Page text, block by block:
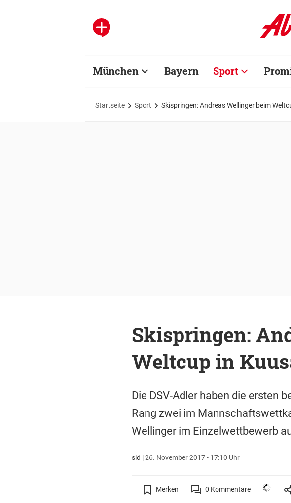
München Bayern Sport
Startseite Sport Skispringen: Andreas Wellinger beim
Skispringen:
Weltcup in
Die DSV-Adler haben die ersten
Rang zwei im
Wellinger im Einzelwettbewerb
sid |26. November 2017 - 17:10 Uhr
Merken 0 Kommentare